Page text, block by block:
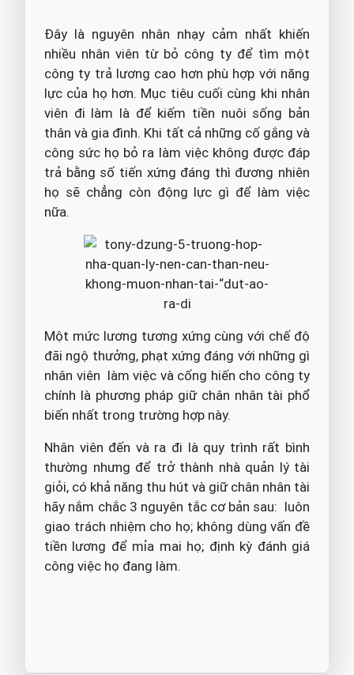
Đây là nguyên nhân nhạy cảm nhất khiến
nhiều nhân viên từ bỏ công ty để tìm một
công ty trả lương cao hơn phù hợp với năng
lực của họ hơn. Mục tiêu cuối cùng khi nhân
viên đi làm là để kiếm tiền nuôi sống bản
thân và gia đình. Khi tất cả những cố gắng và
công sức họ bỏ ra làm việc không được đáp
trả bằng số tiến xứng đáng thì đương nhiên
họ sẽ chẳng còn động lực gì để làm việc
nữa.
Một mức lương tương xứng cùng với chế độ
đãi ngộ thưởng, phạt xứng đáng với những gì
nhân viên làm việc và cống hiến cho công ty
chính là phương pháp giữ chân nhân tài phổ
biến nhất trong trường hợp này.
Nhân viên đến và ra đi là quy trình rất bình
thường nhưng để trở thành nhà quản lý tài
giỏi, có khả năng thu hút và giữ chân nhân tài
hãy nắm chắc 3 nguyên tắc cơ bản sau: luôn
giao trách nhiệm cho họ; không dùng vấn đề
tiền lương để mỉa mai họ; định kỳ đánh giá
công việc họ đang làm.